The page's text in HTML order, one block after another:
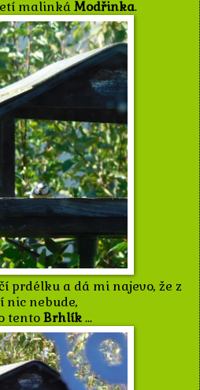
malinkáModřinka.
prdélku a dá mi najevo, že z
nic nebude,
tentoBrhlík...